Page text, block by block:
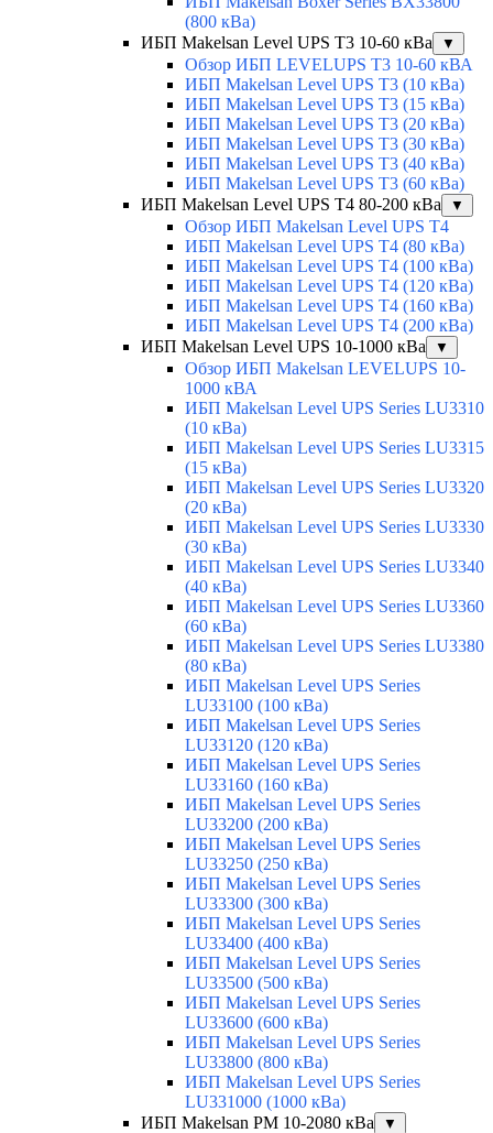
(800 кВа)
ИБП Makelsan Level UPS T3 10-60 кВа
▼
Обзор ИБП LEVELUPS T3 10-60 кВА
ИБП Makelsan Level UPS T3 (10 кВа)
ИБП Makelsan Level UPS T3 (15 кВа)
ИБП Makelsan Level UPS T3 (20 кВа)
ИБП Makelsan Level UPS T3 (30 кВа)
ИБП Makelsan Level UPS T3 (40 кВа)
ИБП Makelsan Level UPS T3 (60 кВа)
ИБП Makelsan Level UPS T4 80-200 кВа
▼
Обзор ИБП Makelsan Level UPS T4
ИБП Makelsan Level UPS T4 (80 кВа)
ИБП Makelsan Level UPS T4 (100 кВа)
ИБП Makelsan Level UPS T4 (120 кВа)
ИБП Makelsan Level UPS T4 (160 кВа)
ИБП Makelsan Level UPS T4 (200 кВа)
ИБП Makelsan Level UPS 10-1000 кВа
▼
Обзор ИБП Makelsan LEVELUPS 10-
1000 кВА
ИБП Makelsan Level UPS Series LU3310
(10 кВа)
ИБП Makelsan Level UPS Series LU3315
(15 кВа)
ИБП Makelsan Level UPS Series LU3320
(20 кВа)
ИБП Makelsan Level UPS Series LU3330
(30 кВа)
ИБП Makelsan Level UPS Series LU3340
(40 кВа)
ИБП Makelsan Level UPS Series LU3360
(60 кВа)
ИБП Makelsan Level UPS Series LU3380
(80 кВа)
ИБП Makelsan Level UPS Series
LU33100 (100 кВа)
ИБП Makelsan Level UPS Series
LU33120 (120 кВа)
ИБП Makelsan Level UPS Series
LU33160 (160 кВа)
ИБП Makelsan Level UPS Series
LU33200 (200 кВа)
ИБП Makelsan Level UPS Series
LU33250 (250 кВа)
ИБП Makelsan Level UPS Series
LU33300 (300 кВа)
ИБП Makelsan Level UPS Series
LU33400 (400 кВа)
ИБП Makelsan Level UPS Series
LU33500 (500 кВа)
ИБП Makelsan Level UPS Series
LU33600 (600 кВа)
ИБП Makelsan Level UPS Series
LU33800 (800 кВа)
ИБП Makelsan Level UPS Series
LU331000 (1000 кВа)
ИБП Makelsan PM 10-2080 кВа
▼